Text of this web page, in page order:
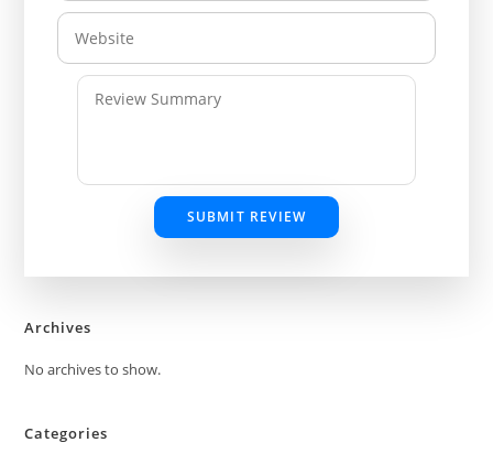
SUBMIT REVIEW
Archives
No archives to show.
Categories